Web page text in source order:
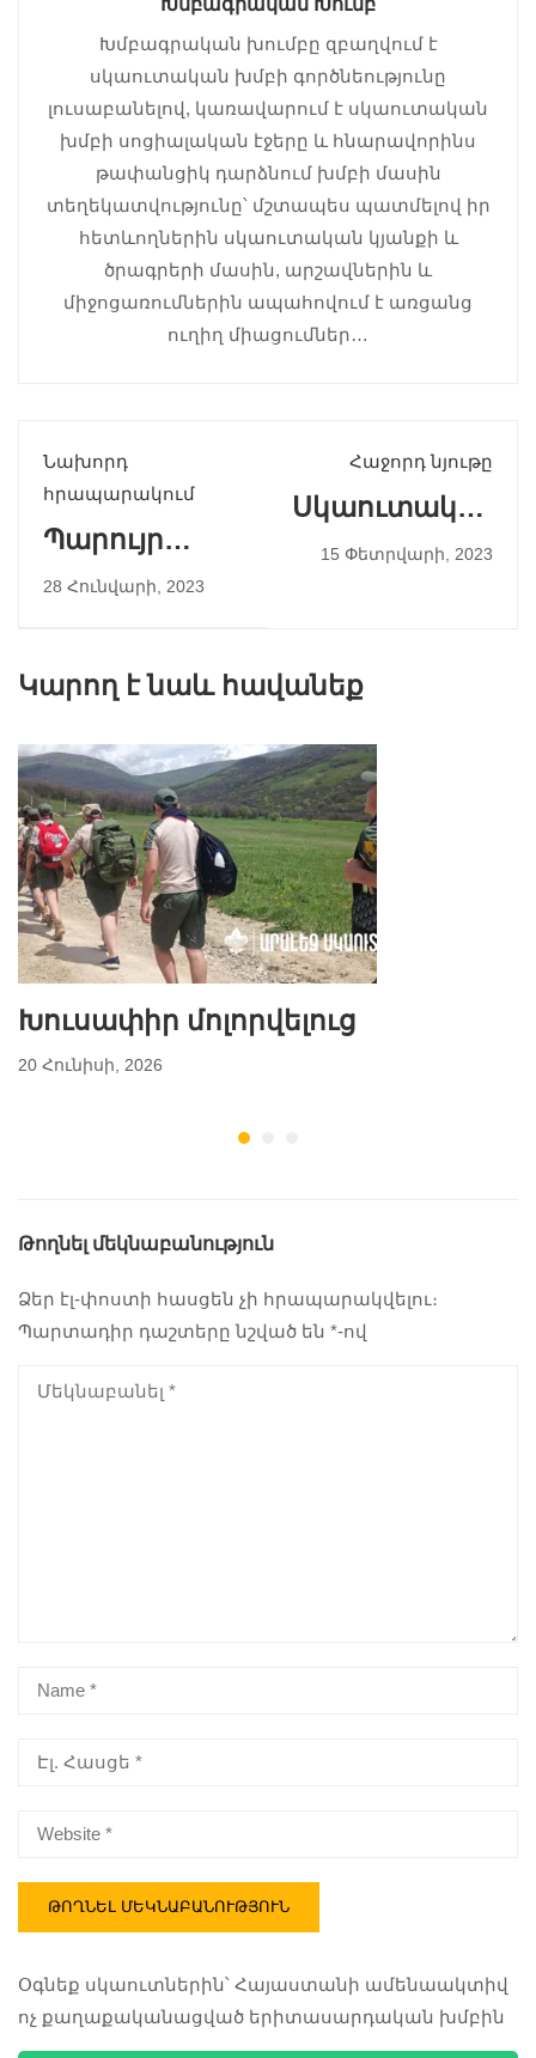
Խմբագրական խումբը զբաղվում է
սկաուտական խմբի գործնեությունը
լուսաբանելով, կառավարում է սկաուտական
խմբի սոցիալական էջերը և հնարավորինս
թափանցիկ դարձնում խմբի մասին
տեղեկատվությունը՝ մշտապես պատմելով իր
հետևողներին սկաուտական կյանքի և
ծրագրերի մասին, արշավներին և
միջոցառումներին ապահովում է առցանց
ուղիղ միացումներ…
Նախորդ
հրապարակում
Պարույր
Սևակի
28 Հունվարի, 2023
Հաջորդ նյութը
Սկաուտական
Կիրակնօրյան
15 Փետրվարի, 2023
Կարող է նաև հավանեք
Խուսափիր մոլորվելուց
20 Հունիսի, 2026
Թողնել մեկնաբանություն
Ձեր էլ-փոստի հասցեն չի հրապարակվելու։
Պարտադիր դաշտերը նշված են *-ով
Օգնեք սկաուտներին՝ Հայաստանի ամենաակտիվ
ոչ քաղաքականացված երիտասարդական խմբին